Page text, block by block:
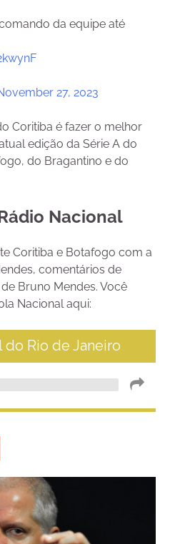
da equipe até
27, 2023
Coritiba é fazer o melhor
edição da Série A do
do Bragantino e do
Nacional
Coritiba e Botafogo com a
comentários de
Bruno Mendes. Você
Nacional aqui: